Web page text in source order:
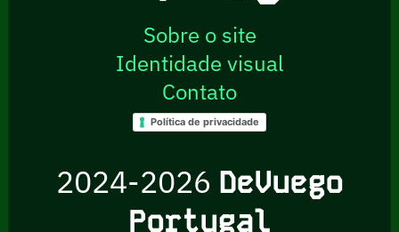
Sobre o site
Identidade visual
Contato
Política de privacidade
2024-2026 DeVuego
Portugal